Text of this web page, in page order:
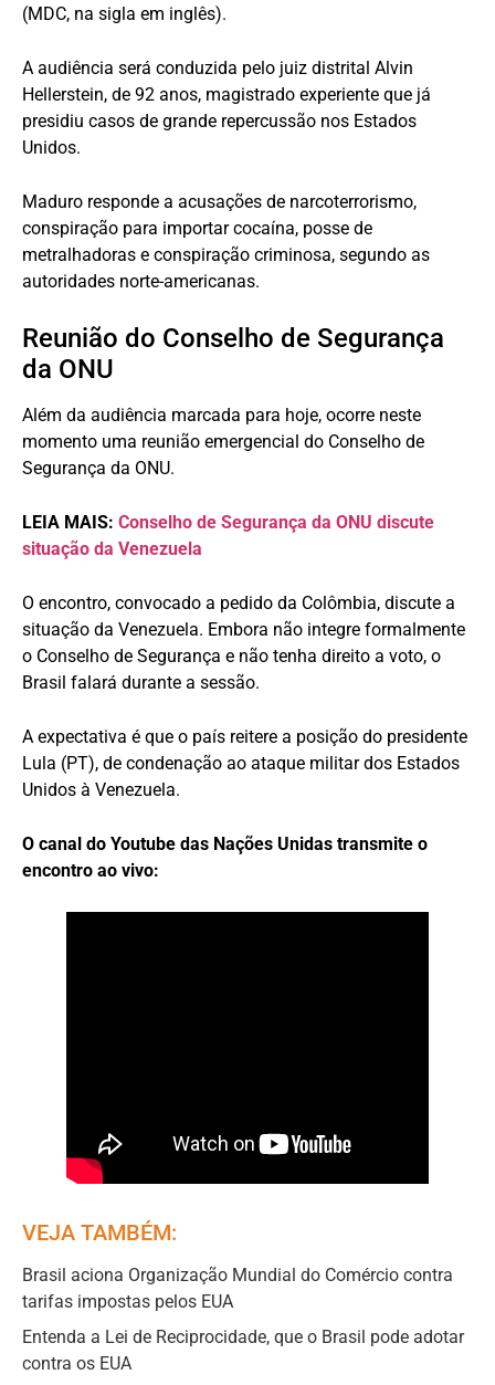
(MDC, na sigla em inglês).
A audiência será conduzida pelo juiz distrital Alvin
Hellerstein, de 92 anos, magistrado experiente que já
presidiu casos de grande repercussão nos Estados
Unidos.
Maduro responde a acusações de narcoterrorismo,
conspiração para importar cocaína, posse de
metralhadoras e conspiração criminosa, segundo as
autoridades norte-americanas.
Reunião do Conselho de Segurança
da ONU
Além da audiência marcada para hoje, ocorre neste
momento uma reunião emergencial do Conselho de
Segurança da ONU.
LEIA MAIS: Conselho de Segurança da ONU discute
situação da Venezuela
O encontro, convocado a pedido da Colômbia, discute a
situação da Venezuela. Embora não integre formalmente
o Conselho de Segurança e não tenha direito a voto, o
Brasil falará durante a sessão.
A expectativa é que o país reitere a posição do presidente
Lula (PT), de condenação ao ataque militar dos Estados
Unidos à Venezuela.
O canal do Youtube das Nações Unidas transmite o
encontro ao vivo:
VEJA TAMBÉM:
Brasil aciona Organização Mundial do Comércio contra
tarifas impostas pelos EUA
Entenda a Lei de Reciprocidade, que o Brasil pode adotar
contra os EUA